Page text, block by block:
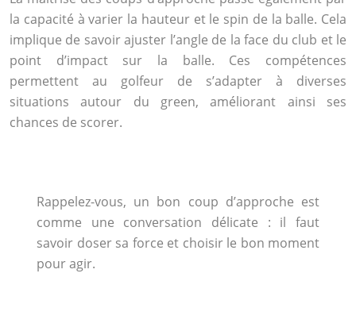
la capacité à varier la hauteur et le spin de la balle. Cela
implique de savoir ajuster l’angle de la face du club et le
point d’impact sur la balle. Ces compétences
permettent au golfeur de s’adapter à diverses
situations autour du green, améliorant ainsi ses
chances de scorer.
Rappelez-vous, un bon coup d’approche est
comme une conversation délicate : il faut
savoir doser sa force et choisir le bon moment
pour agir.